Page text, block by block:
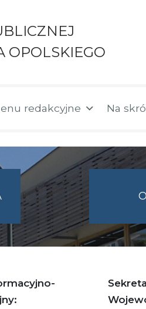
OPOLSKIEGO
redakcyjne Na